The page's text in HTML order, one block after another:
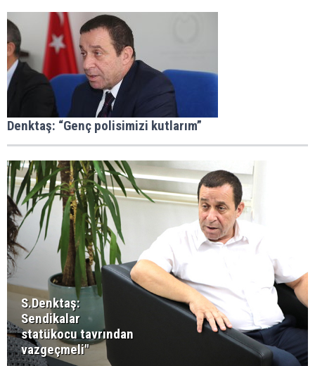
Denktaş: “Genç polisimizi kutlarım”
S.Denktaş:
Sendikalar
statükocu tavrından
vazgeçmeli"